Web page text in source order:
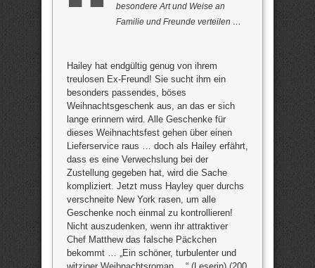
besondere Art und Weise an
Familie und Freunde verteilen …
Hailey hat endgültig genug von ihrem
treulosen Ex-Freund! Sie sucht ihm ein
besonders passendes, böses
Weihnachtsgeschenk aus, an das er sich
lange erinnern wird. Alle Geschenke für
dieses Weihnachtsfest gehen über einen
Lieferservice raus … doch als Hailey erfährt,
dass es eine Verwechslung bei der
Zustellung gegeben hat, wird die Sache
kompliziert. Jetzt muss Hayley quer durchs
verschneite New York rasen, um alle
Geschenke noch einmal zu kontrollieren!
Nicht auszudenken, wenn ihr attraktiver
Chef Matthew das falsche Päckchen
bekommt … „Ein schöner, turbulenter und